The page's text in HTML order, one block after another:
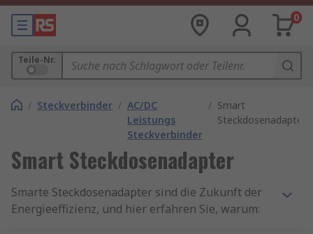
0
Teile-Nr.
/ Steckverbinder / AC/DC
Leistungs
Steckverbinder
/ Smart
Steckdosenadapter
Smart Steckdosenadapter
Smarte Steckdosenadapter sind die Zukunft der
Energieeffizienz, und hier erfahren Sie, warum: